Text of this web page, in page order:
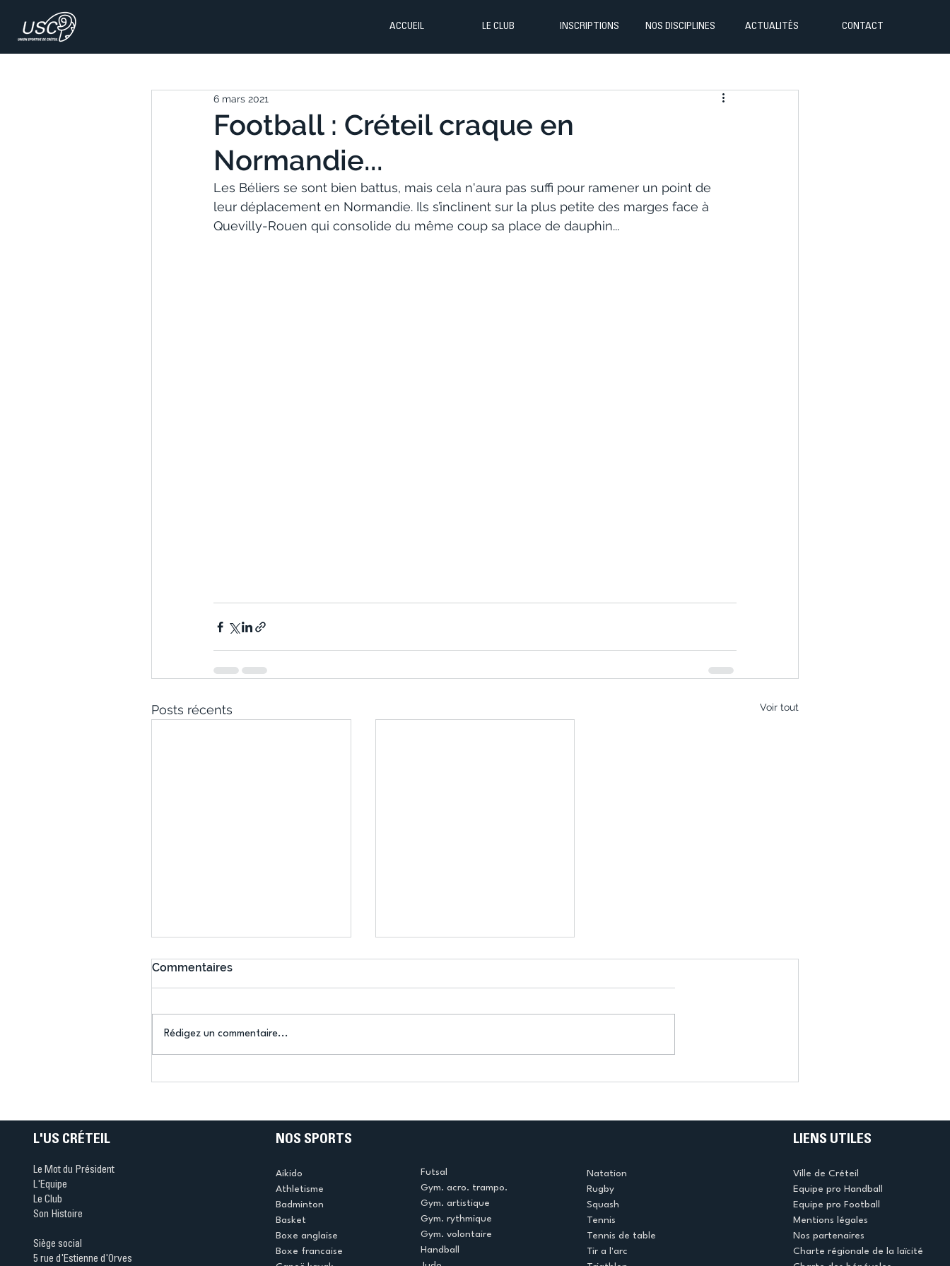
ACCUEIL LE CLUB INSCRIPTIONS NOS DISCIPLINES ACTUALITÉS CONTACT
Football : Créteil craque en
Normandie...
6 mars 2021
Les Béliers se sont bien battus, mais cela n'aura pas suffi pour ramener un point de
leur déplacement en Normandie. Ils s’inclinent sur la plus petite des marges face à
Quevilly-Rouen qui consolide du même coup sa place de dauphin...
Posts récents Voir tout
Commentaires
Rédigez un commentaire...
L'US CRÉTEIL
Le Mot du Président
L'Equipe
Le Club
Son Histoire
Siège social
5 rue d'Estienne d'Orves
NOS SPORTS
Aikido
Athletisme
Badminton
Basket
Boxe anglaise
Boxe francaise
Futsal
Gym. acro. trampo.
Gym. artistique
Gym. rythmique
Gym. volontaire
Handball
Natation
Rugby
Squash
Tennis
Tennis de table
Tir a l'arc
LIENS UTILES
Ville de Créteil
Equipe pro Handball
Equipe pro Football
Mentions légales
Nos partenaires
Charte régionale de la laïcité